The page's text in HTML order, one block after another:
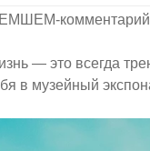
комментарий
— это всегда
в музейный